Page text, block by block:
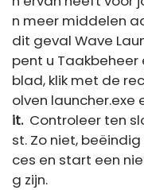
n meer middelen
dit geval Wave
pent u
blad, klik met de
olven launcher.exe
it. Controleer ten
st. Zo niet,
ces en start een
g zijn.